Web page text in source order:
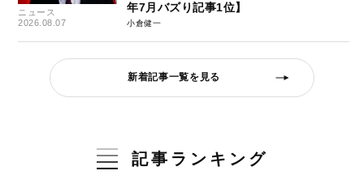
ニュース
2026.08.07
年7月バズり記事1位】
小倉健一
新着記事一覧を見る
記事ランキング